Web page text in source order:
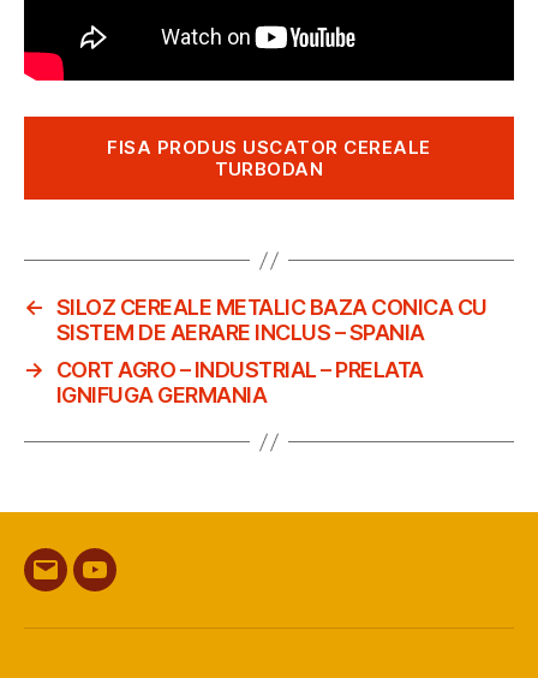
FISA PRODUS USCATOR CEREALE
TURBODAN
← SILOZ CEREALE METALIC BAZA CONICA CU
SISTEM DE AERARE INCLUS – SPANIA
→
CORT AGRO – INDUSTRIAL – PRELATA
IGNIFUGA GERMANIA
EmailYouTube